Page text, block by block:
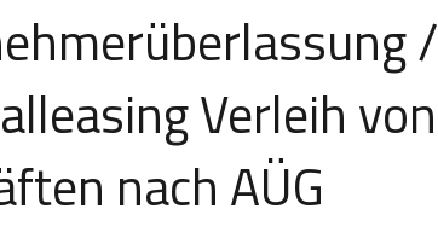
/
Verleih von
nach AÜG